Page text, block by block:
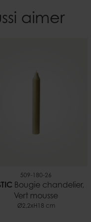
aimer
509-180-26
Bougie chandelier,
Vert mousse
Ø2,2xH18 cm